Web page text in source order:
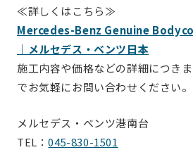
≪詳しくはこちら≫
Mercedes-Benz Genuine
｜メルセデス・ベンツ日本
施工内容や価格などの詳細につき
でお気軽にお問い合わせください。
メルセデス・ベンツ港南台
TEL：045-830-1501